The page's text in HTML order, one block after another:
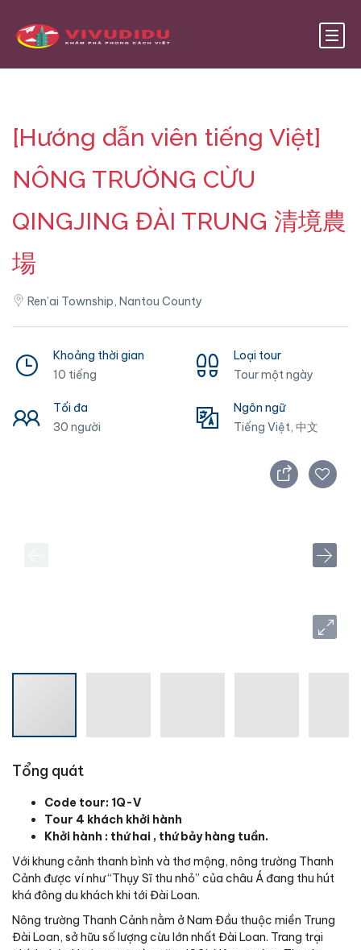
[Hướng dẫn viên tiếng Việt]
NÔNG TRƯỜNG CỪU
QINGJING ĐÀI TRUNG 清境農
場
Ren’ai Township, Nantou County
Khoảng thời gian
10 tiếng
Loại tour
Tour một ngày
Tối đa
30 người
Ngôn ngữ
Tiếng Việt, 中文
Tổng quát
Code tour: 1Q-V
Tour 4 khách khởi hành
Khởi hành : thứ hai , thứ bảy hàng tuần.
Với khung cảnh thanh bình và thơ mộng, nông trường Thanh
Cảnh được ví như “Thụy Sĩ thu nhỏ” của châu Á đang thu hút
khá đông du khách khi tới Đài Loan.
Nông trường Thanh Cảnh nằm ở Nam Đầu thuộc miền Trung
Đài Loan, sở hữu số lượng cừu lớn nhất Đài Loan. Trang trại